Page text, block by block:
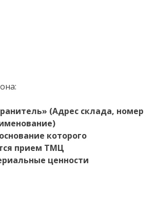
(Адрес склада, номер
которого
прием ТМЦ
ценности